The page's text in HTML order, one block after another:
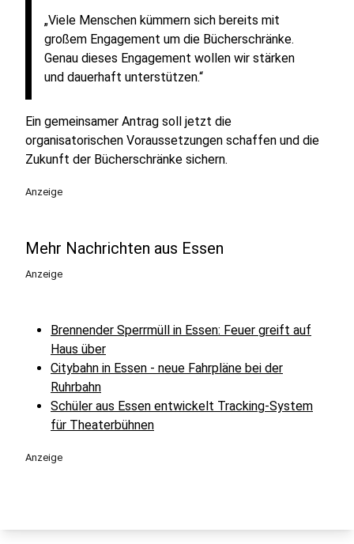
„Viele Menschen kümmern sich bereits mit
großem Engagement um die Bücherschränke.
Genau dieses Engagement wollen wir stärken
und dauerhaft unterstützen.“
Ein gemeinsamer Antrag soll jetzt die
organisatorischen Voraussetzungen schaffen und die
Zukunft der Bücherschränke sichern.
Anzeige
Mehr Nachrichten aus Essen
Anzeige
Brennender Sperrmüll in Essen: Feuer greift auf
Haus über
Citybahn in Essen - neue Fahrpläne bei der
Ruhrbahn
Schüler aus Essen entwickelt Tracking-System
für Theaterbühnen
Anzeige